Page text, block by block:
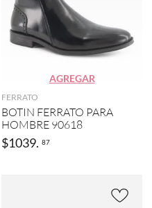
AGREGAR
FERRATO
BOTIN FERRATO PARA
HOMBRE 90618
$1039. 87